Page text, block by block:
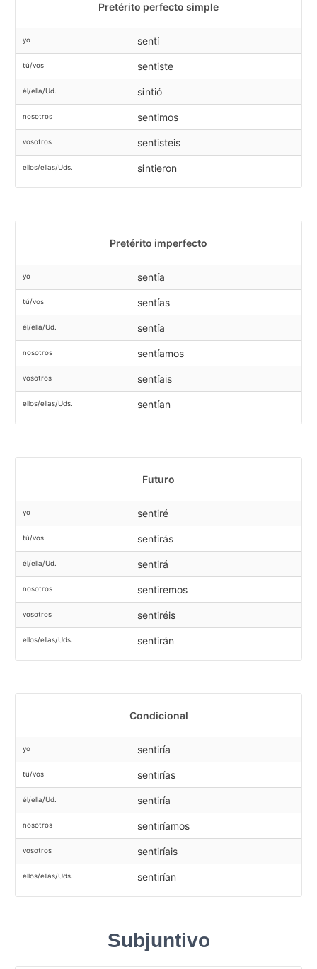
Pretérito perfecto simple
yo sentí
tú/vos sentiste
él/ella/Ud. sintió
nosotros sentimos
vosotros sentisteis
ellos/ellas/Uds. sintieron
Pretérito imperfecto
yo sentía
tú/vos sentías
él/ella/Ud. sentía
nosotros sentíamos
vosotros sentíais
ellos/ellas/Uds. sentían
Futuro
yo sentiré
tú/vos sentirás
él/ella/Ud. sentirá
nosotros sentiremos
vosotros sentiréis
ellos/ellas/Uds. sentirán
Condicional
yo sentiría
tú/vos sentirías
él/ella/Ud. sentiría
nosotros sentiríamos
vosotros sentiríais
ellos/ellas/Uds. sentirían
Subjuntivo